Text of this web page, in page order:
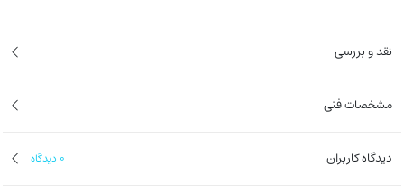
نقد و بررسی
مشخصات فنی
دیدگاه کاربران 0 دیدگاه